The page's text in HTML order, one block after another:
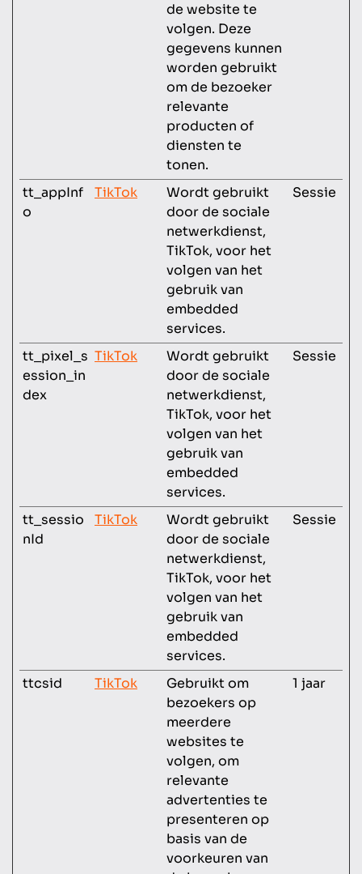
de website te
volgen. Deze
gegevens kunnen
worden gebruikt
om de bezoeker
relevante
producten of
diensten te
tonen.
tt_appInf
o
TikTok
Wordt gebruikt
door de sociale
netwerkdienst,
TikTok, voor het
volgen van het
gebruik van
embedded
services.
Sessie
tt_pixel_s
ession_in
dex
TikTok
Wordt gebruikt
door de sociale
netwerkdienst,
TikTok, voor het
volgen van het
gebruik van
embedded
services.
Sessie
tt_sessio
nId
TikTok
Wordt gebruikt
door de sociale
netwerkdienst,
TikTok, voor het
volgen van het
gebruik van
embedded
services.
Sessie
ttcsid TikTok
Gebruikt om
bezoekers op
meerdere
websites te
volgen, om
relevante
advertenties te
presenteren op
basis van de
voorkeuren van
1 jaar